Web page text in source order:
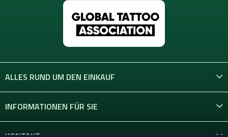
ALLES RUND UM DEN EINKAUF
INFORMATIONEN FÜR SIE